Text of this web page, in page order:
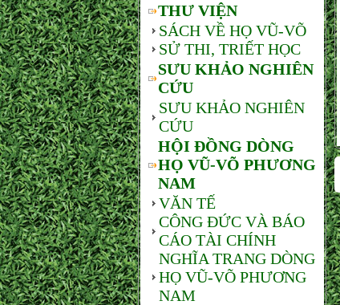
THƯ VIỆN
SÁCH VỀ HỌ VŨ-VÕ
SỬ THI, TRIẾT HỌC
SƯU KHẢO NGHIÊN
CỨU
SƯU KHẢO NGHIÊN
CỨU
HỘI ĐỒNG DÒNG
HỌ VŨ-VÕ PHƯƠNG
NAM
VĂN TẾ
CÔNG ĐỨC VÀ BÁO
CÁO TÀI CHÍNH
NGHĨA TRANG DÒNG
HỌ VŨ-VÕ PHƯƠNG
NAM